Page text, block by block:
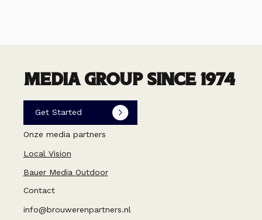
MEDIA GROUP SINCE 1974
Get Started
Onze media partners
Local Vision
Bauer Media Outdoor
Contact
info@brouwerenpartners.nl